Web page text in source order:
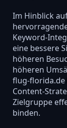
Im Hinblick
Keyword-
eine bessere
höheren
höheren
flug-florida.de
Content-
Zielgruppe
binden.